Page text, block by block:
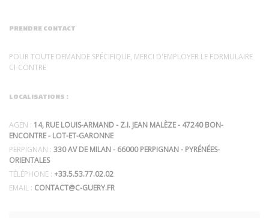
PRENDRE CONTACT
POUR TOUTE DEMANDE SPÉCIFIQUE, MERCI D'EMPLOYER LE FORMULAIRE
CI-CONTRE
LOCALISATIONS :
AGEN : 14, RUE LOUIS-ARMAND - Z.I. JEAN MALÈZE - 47240 BON-
ENCONTRE - LOT-ET-GARONNE
PERPIGNAN : 330 AV DE MILAN - 66000 PERPIGNAN - PYRÉNÉES-
ORIENTALES
TÉLÉPHONE : +33.5.53.77.02.02
EMAIL : CONTACT@C-GUERY.FR